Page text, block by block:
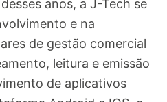
anos, a J-Tech se
e na
de gestão comercial
leitura e emissão
de aplicativos